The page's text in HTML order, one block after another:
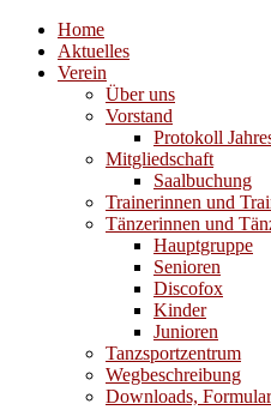
Home
Aktuelles
Verein
Über uns
Vorstand
Protokoll
Mitgliedschaft
Saalbuchung
Trainerinnen und
Tänzerinnen und
Hauptgruppe
Senioren
Discofox
Kinder
Junioren
Tanzsportzentrum
Wegbeschreibung
Downloads,